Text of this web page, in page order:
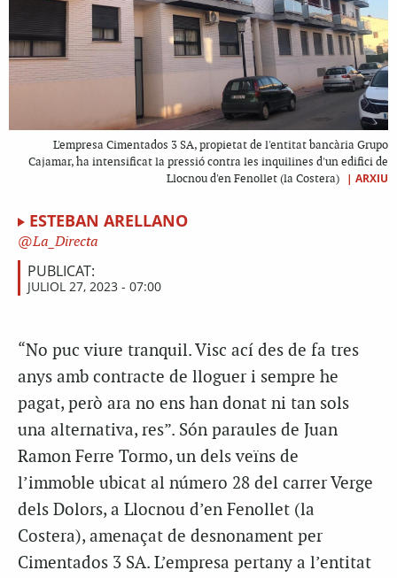
L'empresa Cimentados 3 SA, propietat de l'entitat bancària Grupo
Cajamar, ha intensificat la pressió contra les inquilines d'un edifici de
Llocnou d'en Fenollet (la Costera)
| ARXIU
ESTEBAN ARELLANO
La_Directa
PUBLICAT:
JULIOL 27, 2023 - 07:00
“No puc viure tranquil. Visc ací des de fa tres
anys amb contracte de lloguer i sempre he
pagat, però ara no ens han donat ni tan sols
una alternativa, res”. Són paraules de Juan
Ramon Ferre Tormo, un dels veïns de
l’immoble ubicat al número 28 del carrer Verge
dels Dolors, a Llocnou d’en Fenollet (la
Costera), amenaçat de desnonament per
Cimentados 3 SA. L’empresa pertany a l’entitat